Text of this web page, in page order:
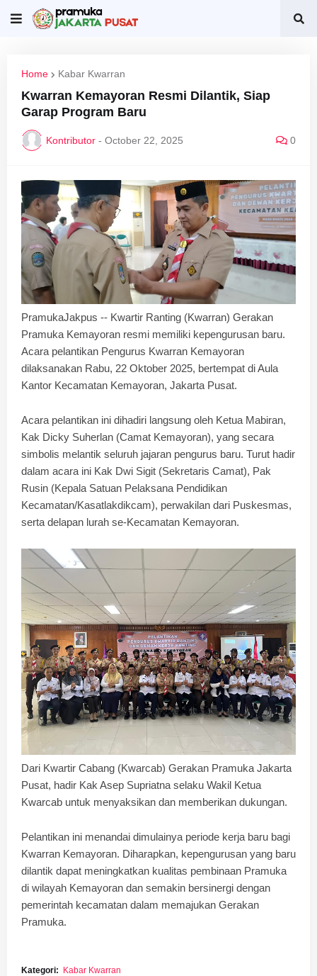
Home Kabar Kwarran
Kwarran Kemayoran Resmi Dilantik, Siap
Garap Program Baru
Kontributor - October 22, 2025 0
PramukaJakpus -- Kwartir Ranting (Kwarran) Gerakan
Pramuka Kemayoran resmi memiliki kepengurusan baru.
Acara pelantikan Pengurus Kwarran Kemayoran
dilaksanakan Rabu, 22 Oktober 2025, bertempat di Aula
Kantor Kecamatan Kemayoran, Jakarta Pusat.
Acara pelantikan ini dihadiri langsung oleh Ketua Mabiran,
Kak Dicky Suherlan (Camat Kemayoran), yang secara
simbolis melantik seluruh jajaran pengurus baru. Turut hadir
dalam acara ini Kak Dwi Sigit (Sekretaris Camat), Pak
Rusin (Kepala Satuan Pelaksana Pendidikan
Kecamatan/Kasatlakdikcam), perwakilan dari Puskesmas,
serta delapan lurah se-Kecamatan Kemayoran.
Dari Kwartir Cabang (Kwarcab) Gerakan Pramuka Jakarta
Pusat, hadir Kak Asep Supriatna selaku Wakil Ketua
Kwarcab untuk menyaksikan dan memberikan dukungan.
Pelantikan ini menandai dimulainya periode kerja baru bagi
Kwarran Kemayoran. Diharapkan, kepengurusan yang baru
dilantik dapat meningkatkan kualitas pembinaan Pramuka
di wilayah Kemayoran dan semakin bersinergi dengan
pemerintah kecamatan dalam memajukan Gerakan
Pramuka.
Kategori: Kabar Kwarran